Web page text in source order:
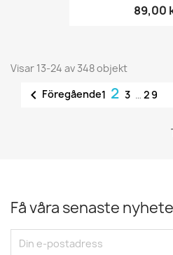
89,00
Visar 13-24 av 348 objekt
 Föregående1 2 3 … 29
Få våra senaste